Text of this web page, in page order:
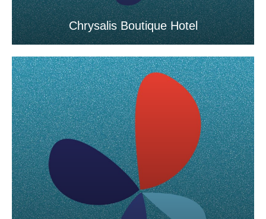
Chrysalis Boutique Hotel